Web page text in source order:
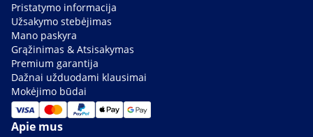
Pristatymo informacija
Užsakymo stebėjimas
Mano paskyra
Grąžinimas & Atsisakymas
Premium garantija
Dažnai užduodami klausimai
Mokėjimo būdai
Apie mus